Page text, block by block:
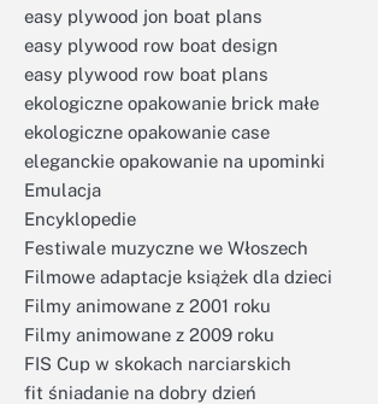
easy plywood jon boat plans
easy plywood row boat design
easy plywood row boat plans
ekologiczne opakowanie brick małe
ekologiczne opakowanie case
eleganckie opakowanie na upominki
Emulacja
Encyklopedie
Festiwale muzyczne we Włoszech
Filmowe adaptacje książek dla dzieci
Filmy animowane z 2001 roku
Filmy animowane z 2009 roku
FIS Cup w skokach narciarskich
fit śniadanie na dobry dzień